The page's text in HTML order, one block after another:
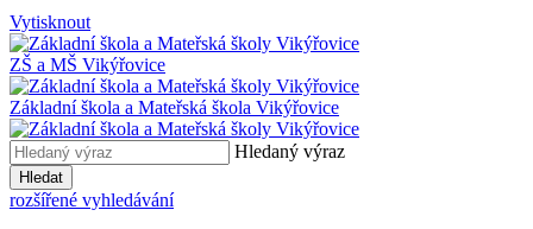
Vytisknout
ZŠ a MŠ Vikýřovice
Základní škola a Mateřská škola Vikýřovice
Hledaný výraz
Hledat
rozšířené vyhledávání